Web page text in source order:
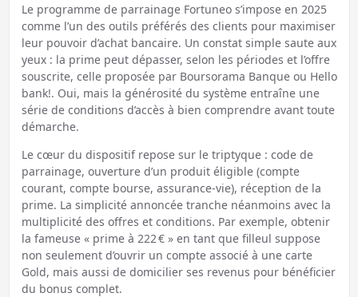
Le programme de parrainage Fortuneo s’impose en 2025
comme l’un des outils préférés des clients pour maximiser
leur pouvoir d’achat bancaire. Un constat simple saute aux
yeux : la prime peut dépasser, selon les périodes et l’offre
souscrite, celle proposée par Boursorama Banque ou Hello
bank!. Oui, mais la générosité du système entraîne une
série de conditions d’accès à bien comprendre avant toute
démarche.
Le cœur du dispositif repose sur le triptyque : code de
parrainage, ouverture d’un produit éligible (compte
courant, compte bourse, assurance-vie), réception de la
prime. La simplicité annoncée tranche néanmoins avec la
multiplicité des offres et conditions. Par exemple, obtenir
la fameuse « prime à 222 € » en tant que filleul suppose
non seulement d’ouvrir un compte associé à une carte
Gold, mais aussi de domicilier ses revenus pour bénéficier
du bonus complet.